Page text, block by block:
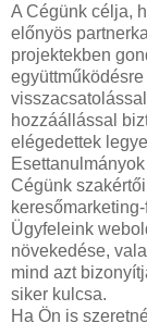
A Cégünk célja,
előnyös
projektekben
hozzáállással
elégedettek
Cégünk
Ügyfeleink
növekedése,
mind azt
siker kulcsa.
Ha Ön is